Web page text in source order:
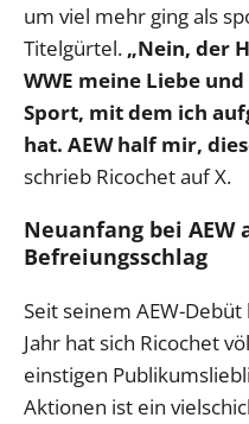
um viel mehr ging als
Titelgürtel. „Nein, der
WWE meine Liebe
Sport, mit dem ich
hat. AEW half mir,
schrieb Ricochet auf X.
Neuanfang bei
Befreiungsschlag
Seit seinem AEW-
Jahr hat sich Ricochet
einstigen
Aktionen ist ein